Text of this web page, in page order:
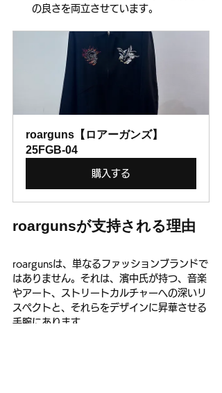
の良さを両立させています。
roarguns【ロアーガンズ】
25FGB-04
購入する
roargunsが支持される理由
roargunsは、単なるファッションブランドで
はありません。それは、濱中氏が持つ、音楽
やアート、ストリートカルチャーへの深いリ
スペクトと、それらをデザインに昇華させる
手腕にあります。